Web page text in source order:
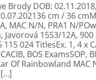
Brody DOB:
cm / 36
MAC N/N, PRA1 N/
Javorová 1553/12A, 900
024 TitlesEx. 1, 4 x
BOS ExamsSOP,
Of Rainbowland MAC